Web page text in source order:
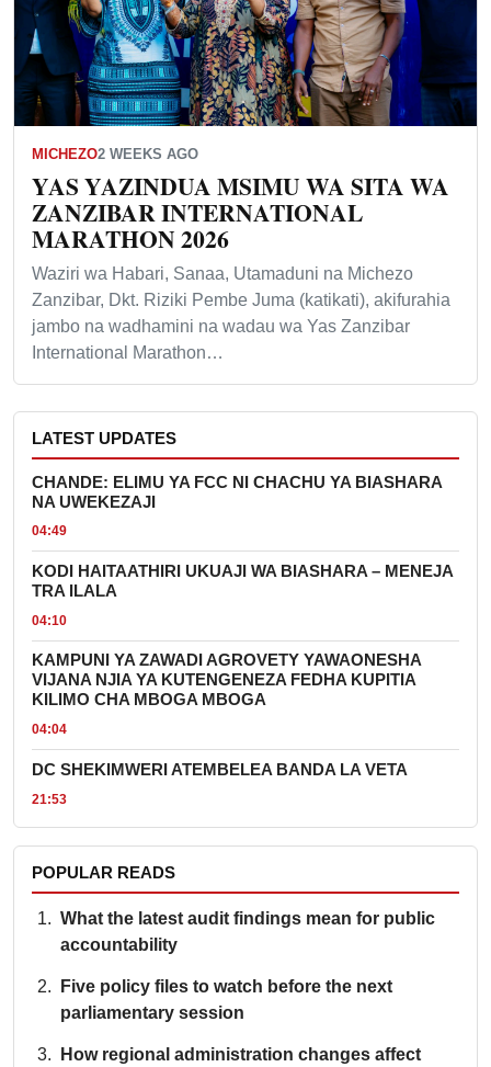
MICHEZO2 WEEKS AGO
YAS YAZINDUA MSIMU WA SITA WA
ZANZIBAR INTERNATIONAL
MARATHON 2026
Waziri wa Habari, Sanaa, Utamaduni na Michezo
Zanzibar, Dkt. Riziki Pembe Juma (katikati), akifurahia
jambo na wadhamini na wadau wa Yas Zanzibar
International Marathon…
LATEST UPDATES
CHANDE: ELIMU YA FCC NI CHACHU YA BIASHARA
NA UWEKEZAJI
04:49
KODI HAITAATHIRI UKUAJI WA BIASHARA – MENEJA
TRA ILALA
04:10
KAMPUNI YA ZAWADI AGROVETY YAWAONESHA
VIJANA NJIA YA KUTENGENEZA FEDHA KUPITIA
KILIMO CHA MBOGA MBOGA
04:04
DC SHEKIMWERI ATEMBELEA BANDA LA VETA
21:53
POPULAR READS
What the latest audit findings mean for public
accountability
Five policy files to watch before the next
parliamentary session
How regional administration changes affect